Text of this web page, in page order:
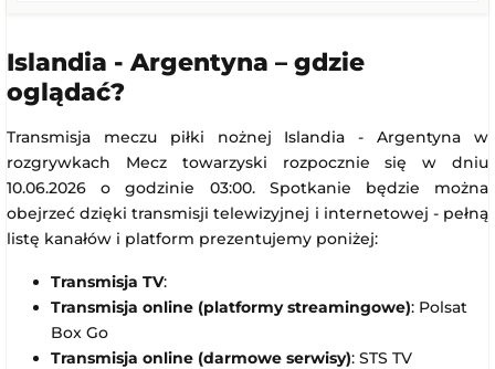
Islandia - Argentyna – gdzie
oglądać?
Transmisja meczu piłki nożnej Islandia - Argentyna w
rozgrywkach Mecz towarzyski rozpocznie się w dniu
10.06.2026 o godzinie 03:00. Spotkanie będzie można
obejrzeć dzięki transmisji telewizyjnej i internetowej - pełną
listę kanałów i platform prezentujemy poniżej:
Transmisja TV:
Transmisja online (platformy streamingowe): Polsat
Box Go
Transmisja online (darmowe serwisy): STS TV